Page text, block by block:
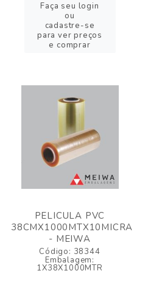
Faça seu login
ou
cadastre-se
para ver preços
e comprar
PELICULA PVC
38CMX1000MTX10MICRA
- MEIWA
Código: 38344
Embalagem:
1X38X1000MTR